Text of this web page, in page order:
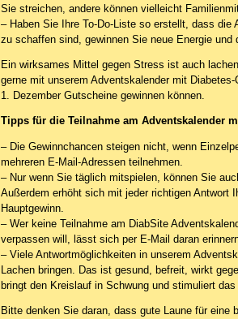
Sie streichen, andere können vielleicht
– Haben Sie Ihre To-Do-Liste so erstellt, dass die
zu schaffen sind, gewinnen Sie neue Energie und
Ein wirksames Mittel gegen Stress ist auch
gerne mit unserem Adventskalender mit
1. Dezember Gutscheine gewinnen können.
Tipps für die Teilnahme am Adventskalender
– Die Gewinnchancen steigen nicht, wenn
mehreren E-Mail-Adressen teilnehmen.
– Nur wenn Sie täglich mitspielen, können Sie
Außerdem erhöht sich mit jeder richtigen Antwort
Hauptgewinn.
– Wer keine Teilnahme am DiabSite
verpassen will, lässt sich per E-Mail daran
– Viele Antwortmöglichkeiten in unserem
Lachen bringen. Das ist gesund, befreit, wirkt
bringt den Kreislauf in Schwung und stimuliert
Bitte denken Sie daran, dass gute Laune für eine